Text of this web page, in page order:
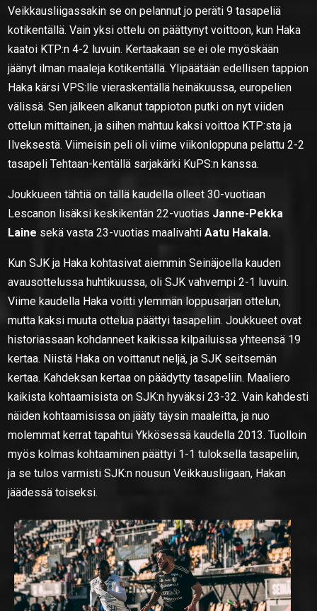
Veikkausliigassakin se on pelannut jo peräti 9 tasapeliä
kotikentällä. Vain yksi ottelu on päättynyt voittoon, kun Haka
kaatoi KTP:n 4-2 luvuin. Kertaakaan se ei ole myöskään
jäänyt ilman maaleja kotikentällä. Ylipäätään edellisen tappion
Haka kärsi VPS:lle vieraskentällä heinäkuussa, europelien
välissä. Sen jälkeen alkanut tappioton putki on nyt viiden
ottelun mittainen, ja siihen mahtuu kaksi voittoa KTP:sta ja
Ilveksestä. Viimeisin peli oli viime viikonloppuna pelattu 2-2
tasapeli Tehtaan-kentällä sarjakärki KuPS:n kanssa.
Joukkueen tähtiä on tällä kaudella olleet 30-vuotiaan
Lescanon lisäksi keskikentän 22-vuotias Janne-Pekka
Laine sekä vasta 23-vuotias maalivahtiAatu Hakala.
Kun SJK ja Haka kohtasivat aiemmin Seinäjoella kauden
avausottelussa huhtikuussa, oli SJK vahvempi 2-1 luvuin.
Viime kaudella Haka voitti ylemmän loppusarjan ottelun,
mutta kaksi muuta ottelua päättyi tasapeliin. Joukkueet ovat
historiassaan kohdanneet kaikissa kilpailuissa yhteensä 19
kertaa. Niistä Haka on voittanut neljä, ja SJK seitsemän
kertaa. Kahdeksan kertaa on päädytty tasapeliin. Maaliero
kaikista kohtaamisista on SJK:n hyväksi 23-32. Vain kahdesti
näiden kohtaamisissa on jääty täysin maaleitta, ja nuo
molemmat kerrat tapahtui Ykkösessä kaudella 2013. Tuolloin
myös kolmas kohtaaminen päättyi 1-1 tuloksella tasapeliin,
ja se tulos varmisti SJK:n nousun Veikkausliigaan, Hakan
jäädessä toiseksi.